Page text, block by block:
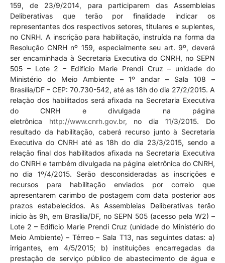
159, de 23/9/2014, para participarem das Assembleias
Deliberativas que terão por finalidade indicar os
representantes dos respectivos setores, titulares e suplentes,
no CNRH. A inscrição para habilitação, instruída na forma da
Resolução CNRH nº 159, especialmente seu art. 9º, deverá
ser encaminhada à Secretaria Executiva do CNRH, no SEPN
505 – Lote 2 – Edifício Marie Prendi Cruz – unidade do
Ministério do Meio Ambiente – 1º andar – Sala 108 –
Brasília/DF – CEP: 70.730-542, até as 18h do dia 27/2/2015. A
relação dos habilitados será afixada na Secretaria Executiva
do CNRH e divulgada na página
eletrônica http://www.cnrh.gov.br, no dia 11/3/2015. Do
resultado da habilitação, caberá recurso junto à Secretaria
Executiva do CNRH até as 18h do dia 23/3/2015, sendo a
relação final dos habilitados afixada na Secretaria Executiva
do CNRH e também divulgada na página eletrônica do CNRH,
no dia 1º/4/2015. Serão desconsideradas as inscrições e
recursos para habilitação enviados por correio que
apresentarem carimbo de postagem com data posterior aos
prazos estabelecidos. As Assembleias Deliberativas terão
início às 9h, em Brasília/DF, no SEPN 505 (acesso pela W2) –
Lote 2 – Edifício Marie Prendi Cruz (unidade do Ministério do
Meio Ambiente) – Térreo – Sala T13, nas seguintes datas: a)
irrigantes, em 4/5/2015; b) instituições encarregadas da
prestação de serviço público de abastecimento de água e